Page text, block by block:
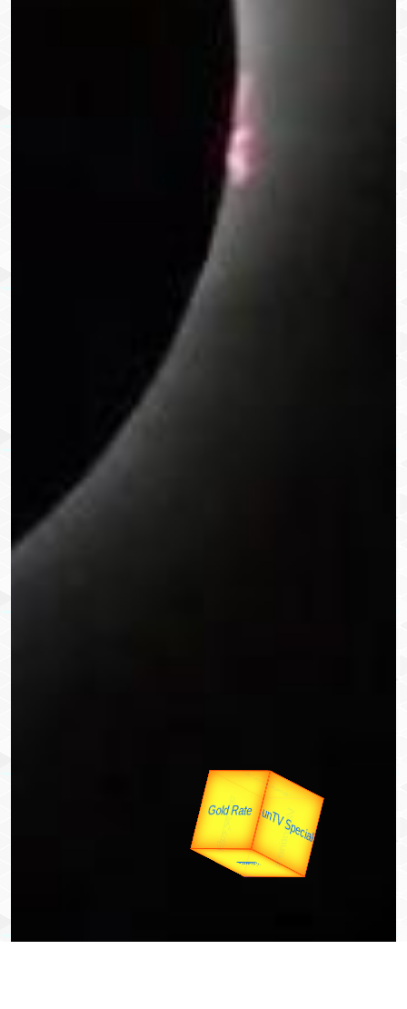
उप प्रधानमंत्री
उपराष्ट्रपति
यात्रा
unTV Special